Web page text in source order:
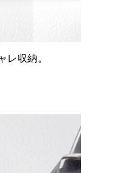
レ収納。